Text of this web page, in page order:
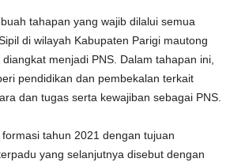
tahapan yang wajib dilalui semua
di wilayah Kabupaten Parigi mautong
menjadi PNS. Dalam tahapan ini,
pendidikan dan pembekalan terkait
dan tugas serta kewajiban sebagai PNS.
tahun 2021 dengan tujuan
yang selanjutnya disebut dengan